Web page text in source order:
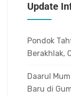
Update
Pondok
Berakhlak,
Daarul
Baru di